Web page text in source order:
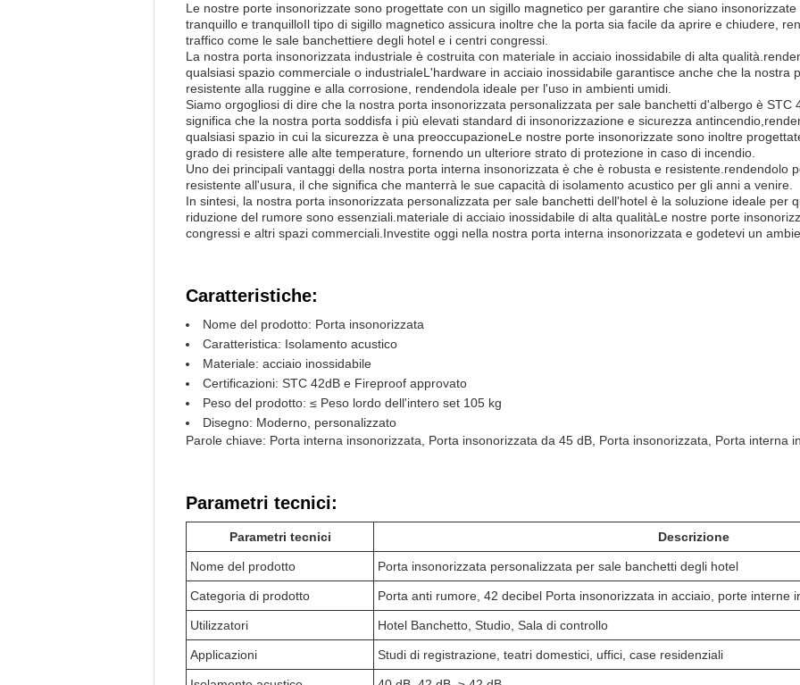
Le nostre porte insonorizzate sono progettate con un sigillo magnetico per garantire che siano
tranquillo e tranquilloIl tipo di sigillo magnetico assicura inoltre che la porta sia facile da aprire e chiudere,
traffico come le sale banchettiere degli hotel e i centri congressi.
La nostra porta insonorizzata industriale è costruita con materiale in acciaio inossidabile di alta
qualsiasi spazio commerciale o industrialeL'hardware in acciaio inossidabile garantisce anche che la nostra
resistente alla ruggine e alla corrosione, rendendola ideale per l'uso in ambienti umidi.
Siamo orgogliosi di dire che la nostra porta insonorizzata personalizzata per sale banchetti d'albergo è STC
significa che la nostra porta soddisfa i più elevati standard di insonorizzazione e sicurezza
qualsiasi spazio in cui la sicurezza è una preoccupazioneLe nostre porte insonorizzate sono inoltre
grado di resistere alle alte temperature, fornendo un ulteriore strato di protezione in caso di incendio.
Uno dei principali vantaggi della nostra porta interna insonorizzata è che è robusta e resistente.rendendolo
resistente all'usura, il che significa che manterrà le sue capacità di isolamento acustico per gli anni a venire.
In sintesi, la nostra porta insonorizzata personalizzata per sale banchetti dell'hotel è la soluzione ideale per
riduzione del rumore sono essenziali.materiale di acciaio inossidabile di alta qualitàLe nostre porte
congressi e altri spazi commerciali.Investite oggi nella nostra porta interna insonorizzata e godetevi un
Caratteristiche:
Nome del prodotto: Porta insonorizzata
Caratteristica: Isolamento acustico
Materiale: acciaio inossidabile
Certificazioni: STC 42dB e Fireproof approvato
Peso del prodotto: ≤ Peso lordo dell'intero set 105 kg
Disegno: Moderno, personalizzato
Parole chiave: Porta interna insonorizzata, Porta insonorizzata da 45 dB, Porta insonorizzata, Porta interna
Parametri tecnici:
Parametri tecnici Descrizione
Nome del prodotto Porta insonorizzata personalizzata per sale banchetti degli hotel
Categoria di prodotto Porta anti rumore, 42 decibel Porta insonorizzata in acciaio, porte interne
Utilizzatori Hotel Banchetto, Studio, Sala di controllo
Applicazioni Studi di registrazione, teatri domestici, uffici, case residenziali